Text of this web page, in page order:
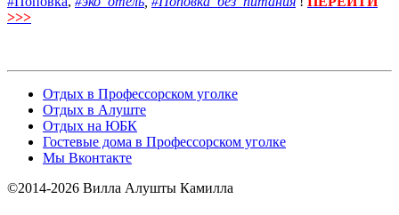
>>>
Отдых в Профессорском уголке
Отдых в Алуште
Отдых на ЮБК
Гостевые дома в Профессорском уголке
Мы Вконтакте
©2014-2026 Вилла Алушты Камилла